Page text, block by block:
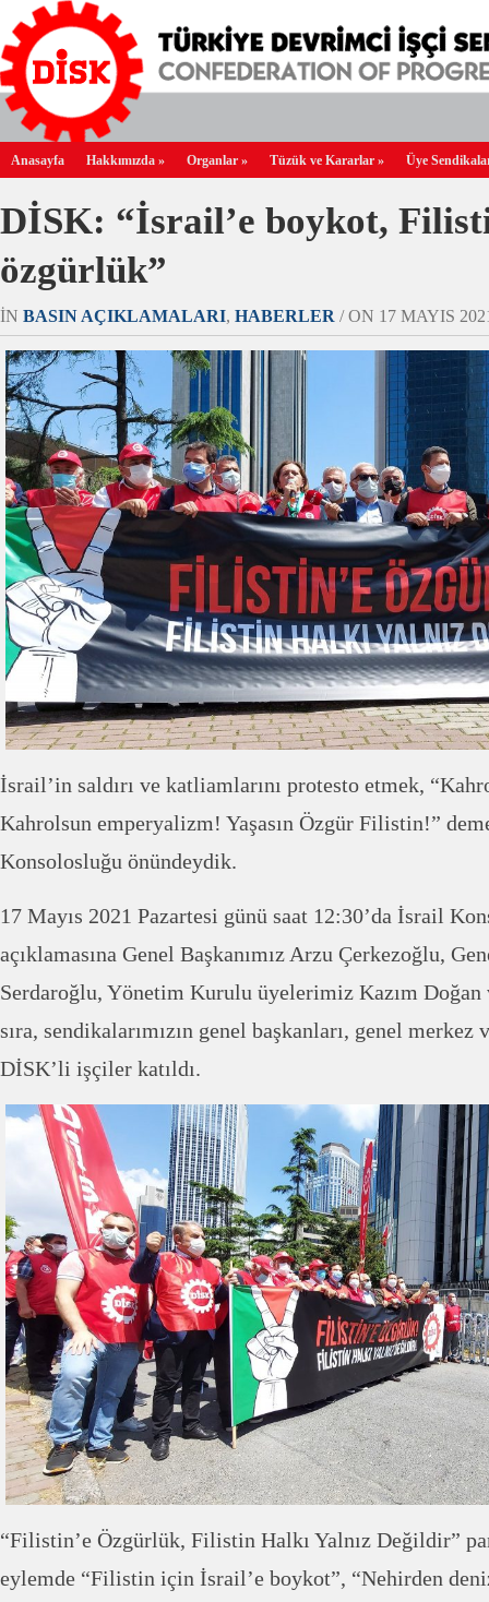
Anasayfa Hakkımızda » Organlar » Tüzük ve Kararlar » Üye
DİSK: “İsrail’e boykot,
özgürlük”
IN BASIN AÇIKLAMALARI, HABERLER / ON 17 MAYIS
İsrail’in saldırı ve katliamlarını protesto etmek,
Kahrolsun emperyalizm! Yaşasın Özgür Filistin!”
Konsolosluğu önündeydik.
17 Mayıs 2021 Pazartesi günü saat 12:30’da İsrail
açıklamasına Genel Başkanımız Arzu Çerkezoğlu,
Serdaroğlu, Yönetim Kurulu üyelerimiz Kazım Doğan
sıra, sendikalarımızın genel başkanları, genel
DİSK’li işçiler katıldı.
“Filistin’e Özgürlük, Filistin Halkı Yalnız Değildir”
eylemde “Filistin için İsrail’e boykot”, “Nehirden